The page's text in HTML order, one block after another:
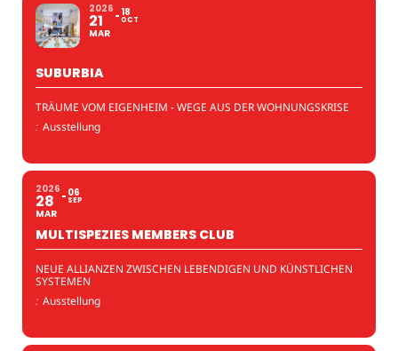
2026
21
MAR
18
OCT
SUBURBIA
TRÄUME VOM EIGENHEIM - WEGE AUS DER WOHNUNGSKRISE
: Ausstellung
2026
28
MAR
06
SEP
MULTISPEZIES MEMBERS CLUB
NEUE ALLIANZEN ZWISCHEN LEBENDIGEN UND KÜNSTLICHEN
SYSTEMEN
: Ausstellung